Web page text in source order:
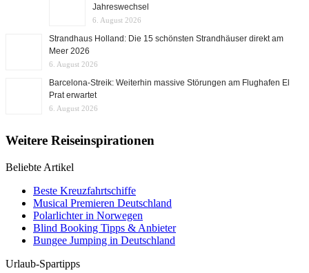
Jahreswechsel
6. August 2026
Strandhaus Holland: Die 15 schönsten Strandhäuser direkt am
Meer 2026
6. August 2026
Barcelona-Streik: Weiterhin massive Störungen am Flughafen El
Prat erwartet
6. August 2026
Weitere Reiseinspirationen
Beliebte Artikel
Beste Kreuzfahrtschiffe
Musical Premieren Deutschland
Polarlichter in Norwegen
Blind Booking Tipps & Anbieter
Bungee Jumping in Deutschland
Urlaub-Spartipps